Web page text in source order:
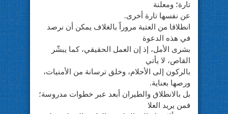
تارة؛ ومعلنة
عن نفسها تارة أخرى.
انطلاقا من العتبة مروراً بالغلاف يمكن أن نرصد
في هذه الدعوة
بشرى الأمل، إذ إن العمل الحقيقي، كما يبشّر
القاص، لا يأتي
بالركون إلى الأحلام، وخلق ترسانة من الأمنيات،
ورصها بعناية.
بل بالانطلاق والطيران أبعد عبر خطوات مدروسة؛
فمن يريد العلا